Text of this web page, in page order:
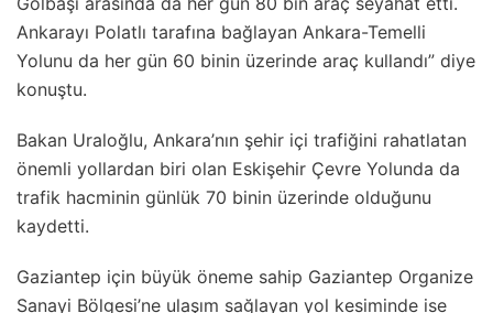
Ankarayı Polatlı tarafına bağlayan Ankara-Temelli
Yolunu da her gün 60 binin üzerinde araç kullandı” diye
konuştu.
Bakan Uraloğlu, Ankara’nın şehir içi trafiğini rahatlatan
önemli yollardan biri olan Eskişehir Çevre Yolunda da
trafik hacminin günlük 70 binin üzerinde olduğunu
kaydetti.
Gaziantep için büyük öneme sahip Gaziantep Organize
Sanayi Bölgesi’ne ulaşım sağlayan yol kesiminde ise